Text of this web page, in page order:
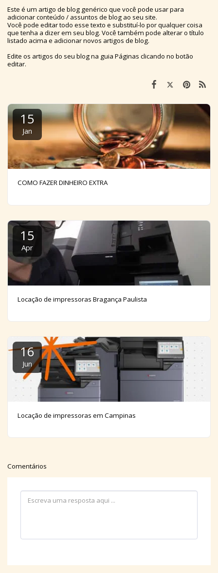
Este é um artigo de blog genérico que você pode usar para
adicionar conteúdo / assuntos de blog ao seu site.
Você pode editar todo esse texto e substituí-lo por qualquer coisa
que tenha a dizer em seu blog. Você também pode alterar o título
listado acima e adicionar novos artigos de blog.
Edite os artigos do seu blog na guia Páginas clicando no botão
editar.
15
Jan
COMO FAZER DINHEIRO EXTRA
15
Apr
Locação de impressoras Bragança Paulista
16
Jun
Locação de impressoras em Campinas
Comentários